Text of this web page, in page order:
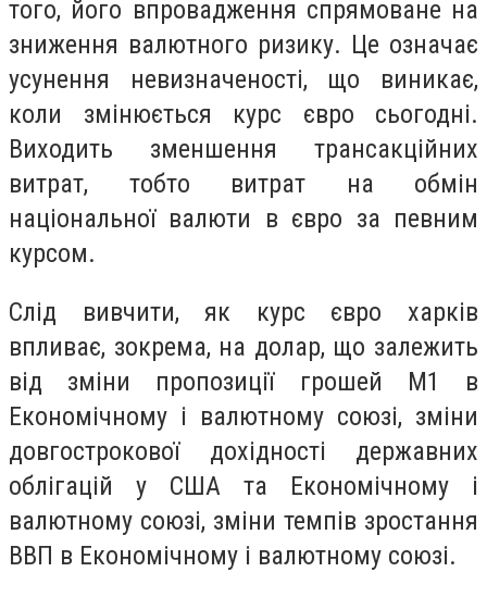
того, його впровадження спрямоване на
зниження валютного ризику. Це означає
усунення невизначеності, що виникає,
коли змінюється курс євро сьогодні.
Виходить зменшення трансакційних
витрат, тобто витрат на обмін
національної валюти в євро за певним
курсом.
Слід вивчити, як курс євро харків
впливає, зокрема, на долар, що залежить
від зміни пропозиції грошей М1 в
Економічному і валютному союзі, зміни
довгострокової дохідності державних
облігацій у США та Економічному і
валютному союзі, зміни темпів зростання
ВВП в Економічному і валютному союзі.